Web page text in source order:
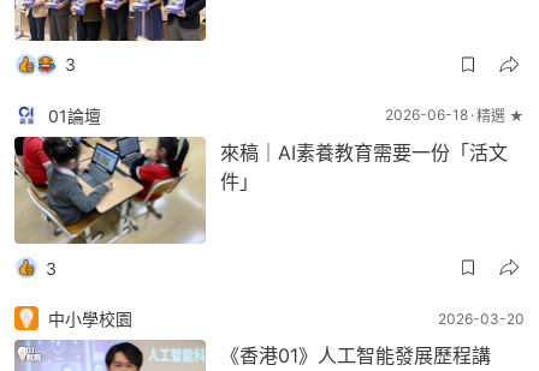
3
01論壇 2026-06-18 精選 ★
來稿｜AI素養教育需要一份「活文
件」
3
中小學校園 2026-03-20
《香港01》人工智能發展歷程講